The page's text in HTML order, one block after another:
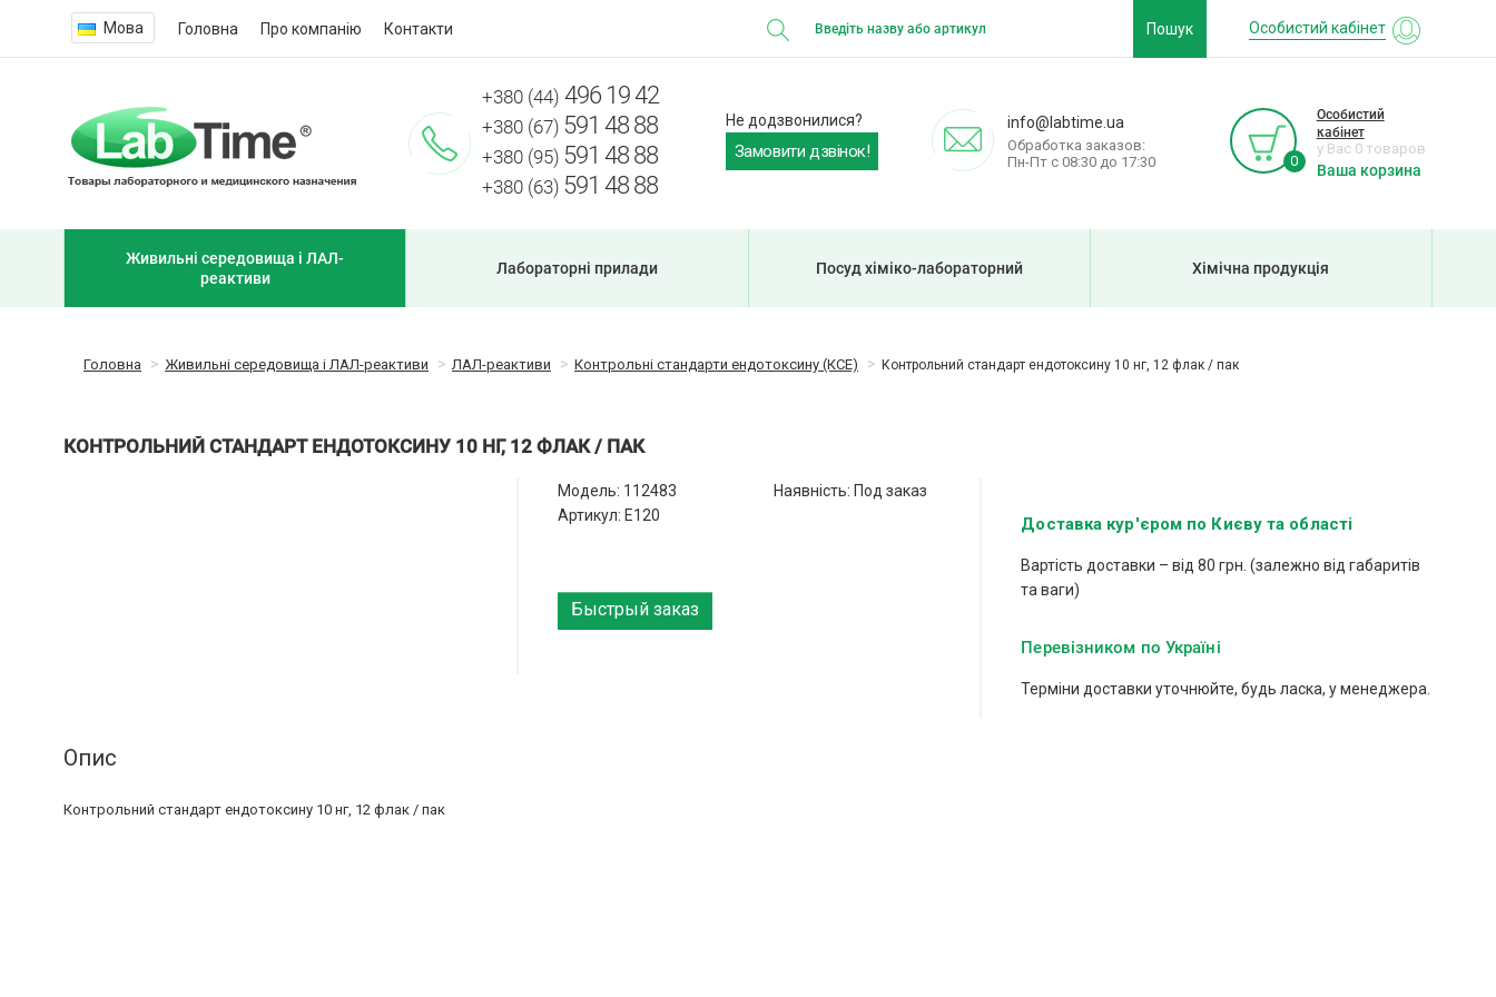
Мова Головна Про компанію Контакти Пошук Особистий кабінет
+380 (44) 496 19 42
+380 (67) 591 48 88
+380 (95) 591 48 88
+380 (63) 591 48 88
Не додзвонилися?
Замовити дзвінок!
info@labtime.ua
Обработка заказов:
Пн-Пт с 08:30 до 17:30
0
Особистий
кабінет
у Вас 0 товаров
Ваша корзина
Живильні середовища і ЛАЛ-
реактиви
Лабораторні прилади Посуд хіміко-лабораторний Хімічна продукція
Головна Живильні середовища і ЛАЛ-реактиви ЛАЛ-реактиви Контрольні стандарти ендотоксину (КСЕ) Контрольний стандарт ендотоксину 10 нг, 12 флак / пак
КОНТРОЛЬНИЙ СТАНДАРТ ЕНДОТОКСИНУ 10 НГ, 12 ФЛАК / ПАК
Модель: 112483
Наявність: Под заказ
Артикул: E120
Быстрый заказ
Доставка кур'єром по Києву та області
Вартість доставки – від 80 грн. (залежно від габаритів
та ваги)
Перевізником по Україні
Терміни доставки уточнюйте, будь ласка, у менеджера.
Опис
Контрольний стандарт ендотоксину 10 нг, 12 флак / пак